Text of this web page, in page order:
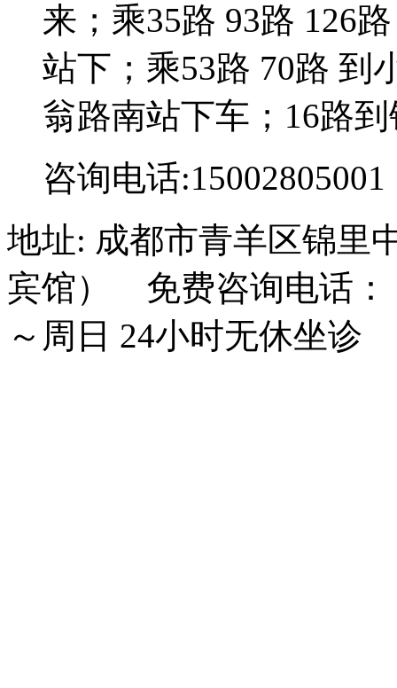
来；乘35路 93路 126
站下；乘53路 70路 到
翁路南站下车；16路
咨询电话:15002805001
地址: 成都市青羊区锦里
宾馆） 免费咨询电话：
～周日 24小时无休坐诊